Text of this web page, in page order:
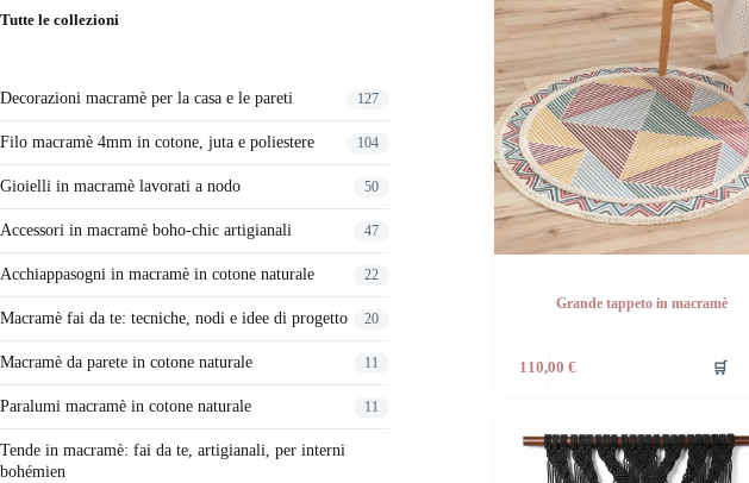
Grande tappeto in macramè
110,00 € 🛒
Tutte le collezioni
Decorazioni macramè per la casa e le pareti 127
Filo macramè 4mm in cotone, juta e poliestere 104
Gioielli in macramè lavorati a nodo 50
Accessori in macramè boho-chic artigianali 47
Acchiappasogni in macramè in cotone naturale 22
Macramè fai da te: tecniche, nodi e idee di progetto 20
Macramè da parete in cotone naturale 11
Paralumi macramè in cotone naturale 11
Tende in macramè: fai da te, artigianali, per interni
bohémien